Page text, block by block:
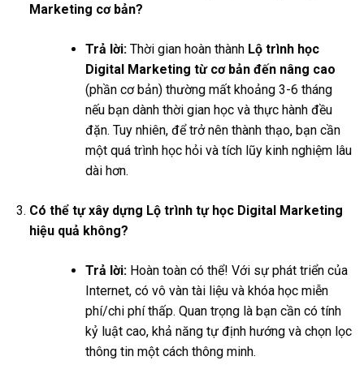
Marketing cơ bản?
Trả lời:Thời gian hoàn thành Lộ trình học
Digital Marketing từ cơ bản đến nâng cao
(phần cơ bản) thường mất khoảng 3-6 tháng
nếu bạn dành thời gian học và thực hành đều
đặn. Tuy nhiên, để trở nên thành thạo, bạn cần
một quá trình học hỏi và tích lũy kinh nghiệm lâu
dài hơn.
Có thể tự xây dựng Lộ trình tự học Digital Marketing
hiệu quả không?
Trả lời:Hoàn toàn có thể! Với sự phát triển của
Internet, có vô vàn tài liệu và khóa học miễn
phí/chi phí thấp. Quan trọng là bạn cần có tính
kỷ luật cao, khả năng tự định hướng và chọn lọc
thông tin một cách thông minh.